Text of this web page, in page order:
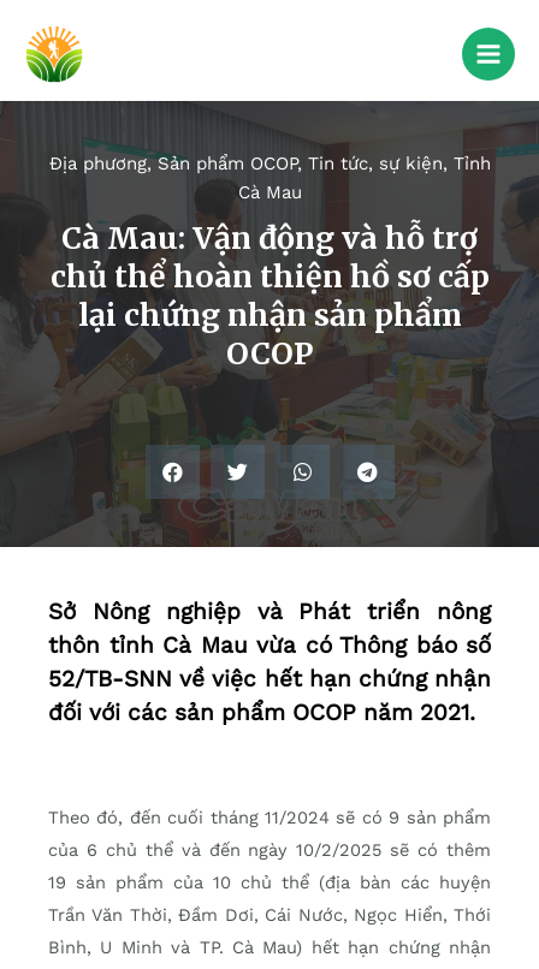
Địa phương,Sản phẩm OCOP, Tin tức, sự kiện, Tỉnh
Cà Mau
Cà Mau: Vận động và hỗ trợ
chủ thể hoàn thiện hồ sơ cấp
lại chứng nhận sản phẩm
OCOP
Sở Nông nghiệp và Phát triển nông
thôn tỉnh Cà Mau vừa có Thông báo số
52/TB-SNN về việc hết hạn chứng nhận
đối với các sản phẩm OCOP năm 2021.
Theo đó, đến cuối tháng 11/2024 sẽ có 9 sản phẩm
của 6 chủ thể và đến ngày 10/2/2025 sẽ có thêm
19 sản phẩm của 10 chủ thể (địa bàn các huyện
Trần Văn Thời, Đầm Dơi, Cái Nước, Ngọc Hiển, Thới
Bình, U Minh và TP. Cà Mau) hết hạn chứng nhận